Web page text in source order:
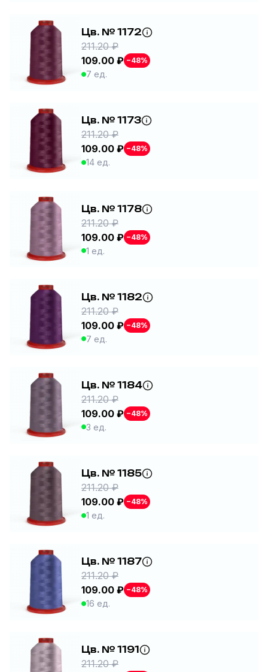
Цв. № 1172
211.20 ₽
109.00 ₽ −48%
7 ед.
Цв. № 1173
211.20 ₽
109.00 ₽ −48%
14 ед.
Цв. № 1178
211.20 ₽
109.00 ₽ −48%
1 ед.
Цв. № 1182
211.20 ₽
109.00 ₽ −48%
7 ед.
Цв. № 1184
211.20 ₽
109.00 ₽ −48%
3 ед.
Цв. № 1185
211.20 ₽
109.00 ₽ −48%
1 ед.
Цв. № 1187
211.20 ₽
109.00 ₽ −48%
16 ед.
Цв. № 1191
211.20 ₽